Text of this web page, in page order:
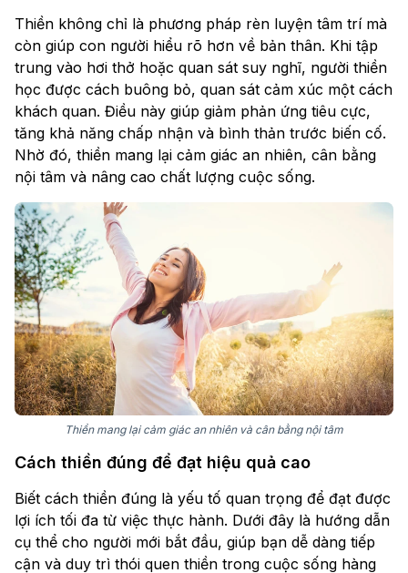
Thiền không chỉ là phương pháp rèn luyện tâm trí mà
còn giúp con người hiểu rõ hơn về bản thân. Khi tập
trung vào hơi thở hoặc quan sát suy nghĩ, người thiền
học được cách buông bỏ, quan sát cảm xúc một cách
khách quan. Điều này giúp giảm phản ứng tiêu cực,
tăng khả năng chấp nhận và bình thản trước biến cố.
Nhờ đó, thiền mang lại cảm giác an nhiên, cân bằng
nội tâm và nâng cao chất lượng cuộc sống.
Thiền mang lại cảm giác an nhiên và cân bằng nội tâm
Cách thiền đúng để đạt hiệu quả cao
Biết cách thiền đúng là yếu tố quan trọng để đạt được
lợi ích tối đa từ việc thực hành. Dưới đây là hướng dẫn
cụ thể cho người mới bắt đầu, giúp bạn dễ dàng tiếp
cận và duy trì thói quen thiền trong cuộc sống hàng